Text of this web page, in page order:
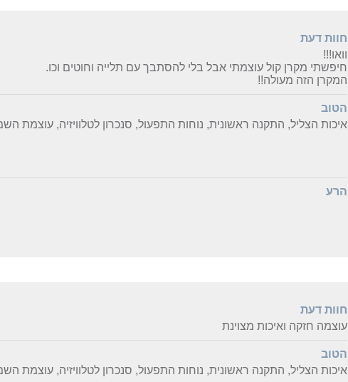
חוות דעת
וואו!!!
חיפשתי מקרן קול עוצמתי אבל בלי להסתבך עם תלייה וחוטים וכו.
המקרן הזה מעולה!!
הטוב
איכות הצליל, התקנה ראשונית, נוחות התפעול, סנכרון לטלוויזיה, עוצמת
הרע
חוות דעת
עוצמה חזקה ואיכות מצוינת
הטוב
איכות הצליל, התקנה ראשונית, נוחות התפעול, סנכרון לטלוויזיה, עוצמת